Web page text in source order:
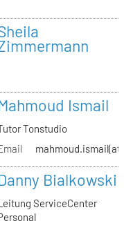
Ismail
Tonstudio
Bialkowski
ServiceCenter